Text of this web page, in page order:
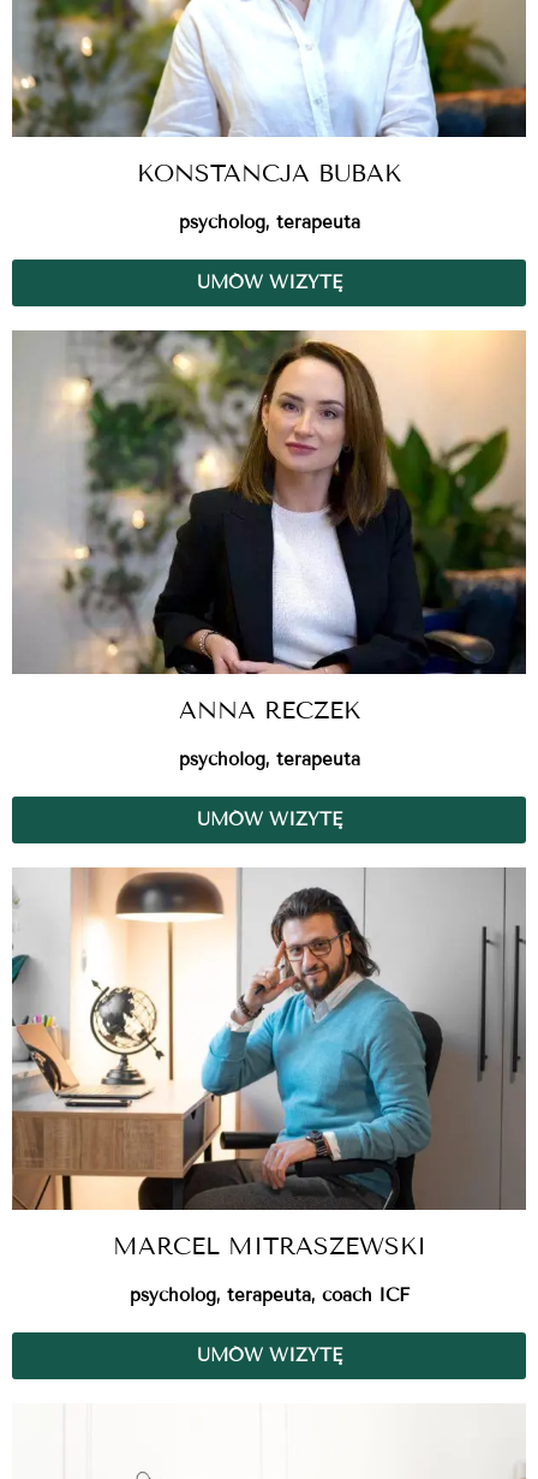
KONSTANCJA BUBAK
psycholog, terapeuta
UMÓW WIZYTĘ
ANNA RECZEK
psycholog, terapeuta
UMÓW WIZYTĘ
MARCEL MITRASZEWSKI
psycholog, terapeuta, coach ICF
UMÓW WIZYTĘ